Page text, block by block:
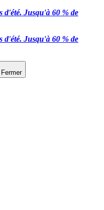
d'été. Jusqu'à 60 % de
d'été. Jusqu'à 60 % de
Fermer